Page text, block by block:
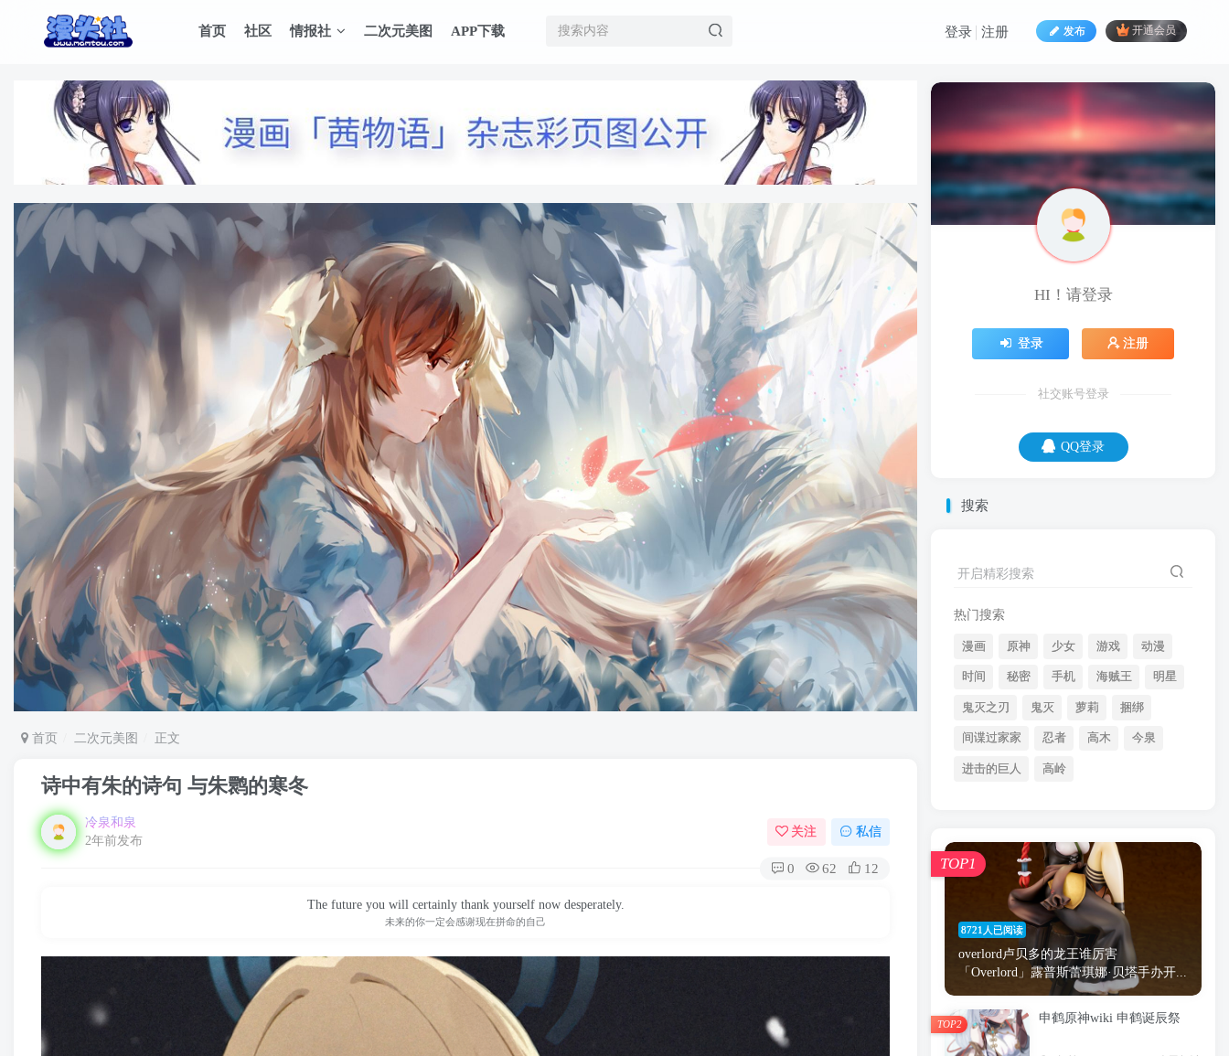
首页 社区 情报社 二次元美图 APP下载 发布 开通会员
登录 注册
首页 二次元美图 正文
诗中有朱的诗句 与朱鹮的寒冬
冷泉和泉
2年前发布
关注 私信
0 62 12
The future you will certainly thank yourself now desperately.
未来的你一定会感谢现在拼命的自己
HI！请登录
登录 注册
社交账号登录
QQ登录
搜索
开启精彩搜索
热门搜索
漫画 原神 少女 游戏 动漫
时间 秘密 手机 海贼王 明星
鬼灭之刃 鬼灭 萝莉 捆绑
间谍过家家 忍者 高木 今泉
进击的巨人 高岭
8721人已阅读
overlord卢贝多的龙王谁厉害
「Overlord」露普斯蕾琪娜·贝塔手办开...
TOP1
申鹤原神wiki 申鹤诞辰祭
TOP2
HI！请登录
登录 注册
社交账号登录
QQ登录
狗咬吕洞宾，一定有原因。
时间 秘密 手机 海贼王
鬼灭 萝莉 捆绑
间谍过家家 忍者 高木
进击的巨人 高岭
TOP1